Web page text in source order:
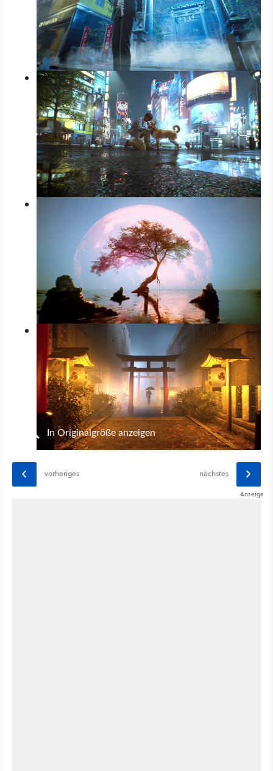
In Originalgröße anzeigen
vorheriges nächstes